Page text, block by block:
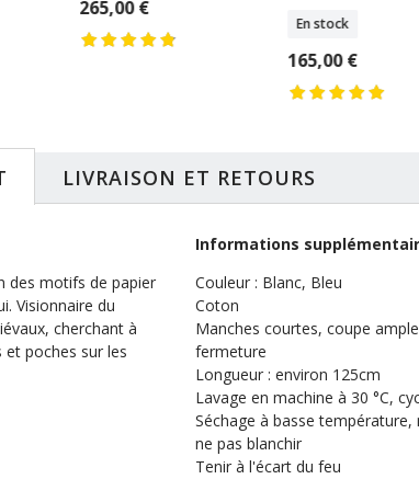
265,00 €
En stock
165,00 €
des motifs de papier
Visionnaire du
cherchant à
poches sur les
Informations
Couleur : Blanc, Bleu
Coton
Manches courtes, coupe
fermeture
Longueur : environ 125cm
Lavage en machine à 30 °C,
Séchage à basse
ne pas blanchir
Tenir à l'écart du feu
LIVRAISON ET RETOURS